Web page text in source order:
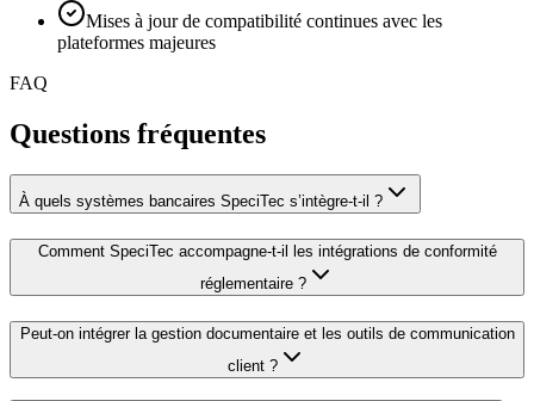
Mises à jour de compatibilité continues avec les
plateformes majeures
FAQ
Questions fréquentes
À quels systèmes bancaires SpeciTec s’intègre-t-il ?
Comment SpeciTec accompagne-t-il les intégrations de conformité
réglementaire ?
Peut-on intégrer la gestion documentaire et les outils de communication
client ?